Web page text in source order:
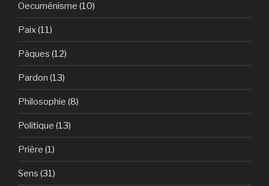
Oecuménisme (10)
Paix(11)
Pâques (12)
Pardon (13)
Philosophie (8)
Politique (13)
Prière (1)
Sens (31)